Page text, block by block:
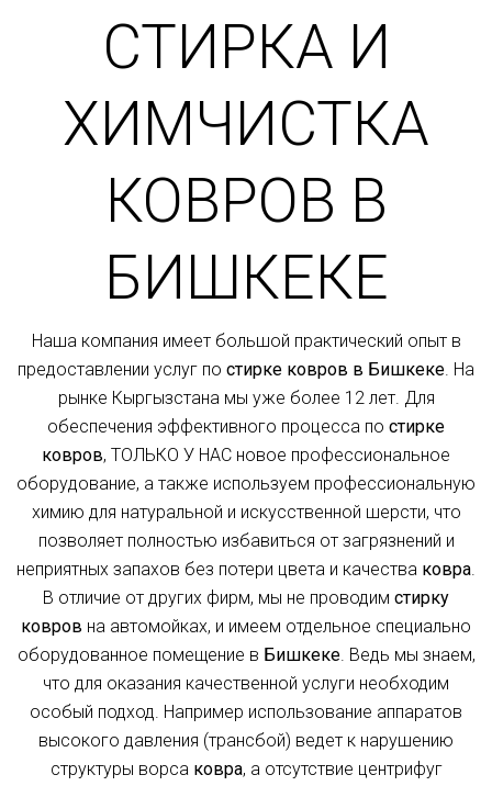
СТИРКА И
ХИМЧИСТКА
КОВРОВ В
БИШКЕКЕ
Наша компания имеет большой практический опыт в
предоставлении услуг по стирке ковров в Бишкеке. На
рынке Кыргызстана мы уже более 12 лет. Для
обеспечения эффективного процесса по стирке
ковров, ТОЛЬКО У НАС новое профессиональное
оборудование, а также используем профессиональную
химию для натуральной и искусственной шерсти, что
позволяет полностью избавиться от загрязнений и
неприятных запахов без потери цвета и качества ковра.
В отличие от других фирм, мы не проводим стирку
ковров на автомойках, и имеем отдельное специально
оборудованное помещение в Бишкеке. Ведь мы знаем,
что для оказания качественной услуги необходим
особый подход. Например использование аппаратов
высокого давления (трансбой) ведет к нарушению
структуры ворса ковра, а отсутствие центрифуг